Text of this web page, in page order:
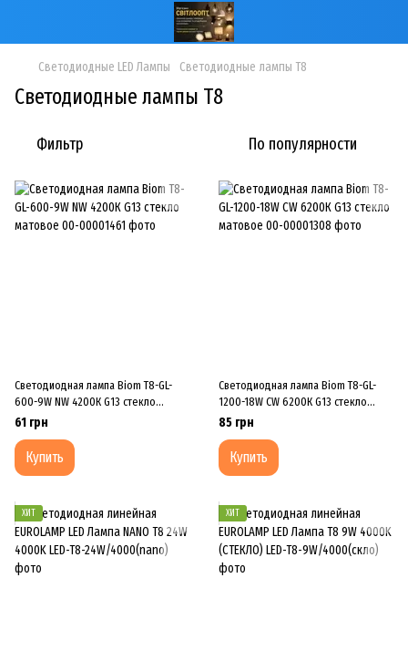
Светодиодные LED Лампы Светодиодные лампы Т8
Светодиодные лампы Т8
Фильтр По популярности
Светодиодная лампа Biom T8-GL-
600-9W NW 4200К G13 стекло
матовое
61 грн
Купить
Светодиодная лампа Biom T8-GL-
1200-18W CW 6200К G13 стекло
матовое
85 грн
Купить
ХИТ ХИТ